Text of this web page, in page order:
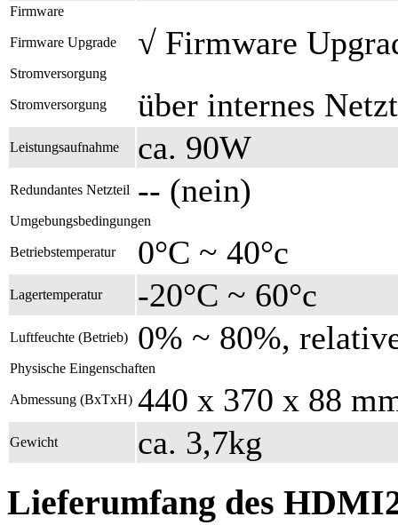
Firmware
Firmware Upgrade √ Firmware
Stromversorgung
Stromversorgung über internes
Leistungsaufnahme ca. 90W
Redundantes Netzteil -- (nein)
Umgebungsbedingungen
Betriebstemperatur 0°C ~ 40°c
Lagertemperatur -20°C ~ 60°c
Luftfeuchte (Betrieb) 0% ~ 80%,
Physische Eingenschaften
Abmessung (BxTxH) 440 x 370 x 88
Gewicht ca. 3,7kg
Lieferumfang des